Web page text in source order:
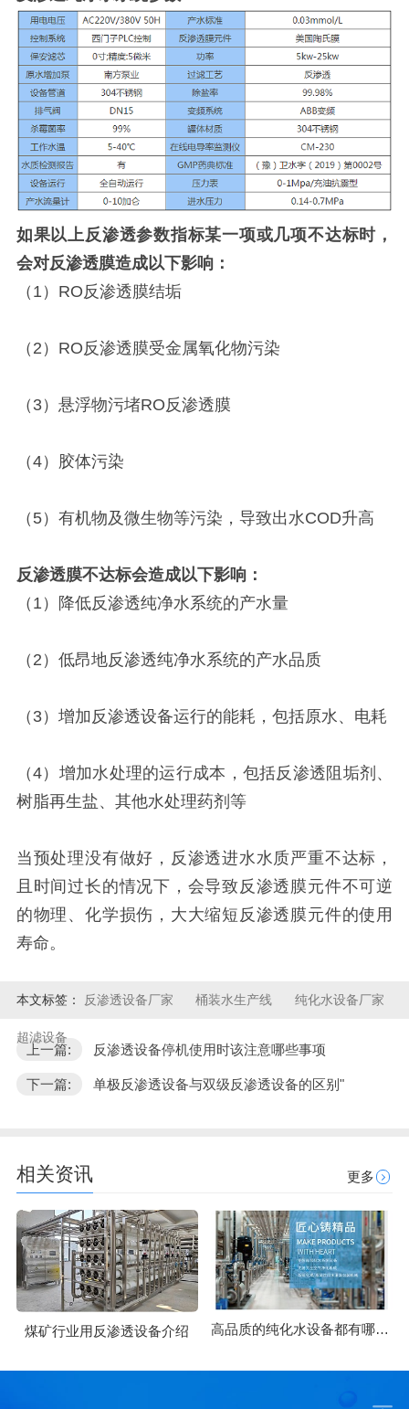
如果以上反渗透参数指标某一项或几项不达标时，
会对反渗透膜造成以下影响：
（1）RO反渗透膜结垢
（2）RO反渗透膜受金属氧化物污染
（3）悬浮物污堵RO反渗透膜
（4）胶体污染
（5）有机物及微生物等污染，导致出水COD升高
反渗透膜不达标会造成以下影响：
（1）降低反渗透纯净水系统的产水量
（2）低昂地反渗透纯净水系统的产水品质
（3）增加反渗透设备运行的能耗，包括原水、电耗
（4）增加水处理的运行成本，包括反渗透阻垢剂、
树脂再生盐、其他水处理药剂等
当预处理没有做好，反渗透进水水质严重不达标，
且时间过长的情况下，会导致反渗透膜元件不可逆
的物理、化学损伤，大大缩短反渗透膜元件的使用
寿命。
本文标签： 反渗透设备厂家 桶装水生产线 纯化水设备厂家
超滤设备
上一篇: 反渗透设备停机使用时该注意哪些事项
下一篇: 单极反渗透设备与双级反渗透设备的区别"
相关资讯 更多
煤矿行业用反渗透设备介绍 高品质的纯化水设备都有哪些优势